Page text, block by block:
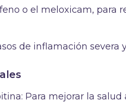
o el meloxicam, para
de inflamación severa
Para mejorar la